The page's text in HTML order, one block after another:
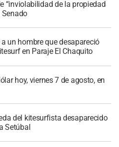
“inviolabilidad de la propiedad
Senado
un hombre que desapareció
en Paraje El Chaquito
hoy, viernes 7 de agosto, en
del kitesurfista desaparecido
Setúbal